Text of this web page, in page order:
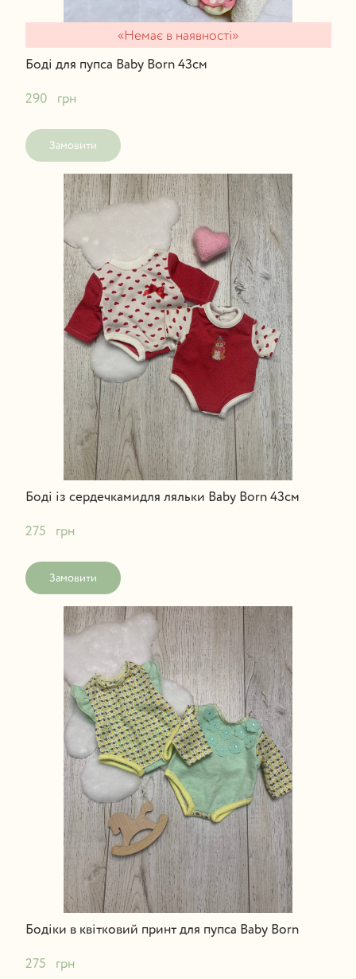
«Немає в наявності»
Боді для пупса Baby Born 43см
290   грн
Замовити
Боді із сердечкамидля ляльки Baby Born 43см
275   грн
Замовити
Бодіки в квітковий принт для пупса Baby Born
275   грн